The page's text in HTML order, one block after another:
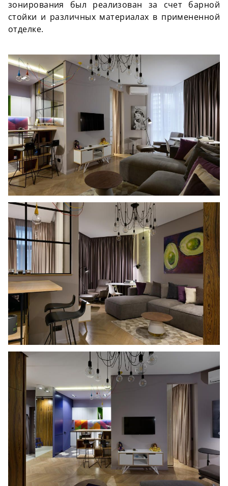
зонирования был реализован за счет барной
стойки и различных материалах в примененной
отделке.